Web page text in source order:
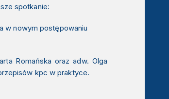
spotkanie:
w nowym postępowaniu
Romańska orazadw. Olga
kpc w praktyce.